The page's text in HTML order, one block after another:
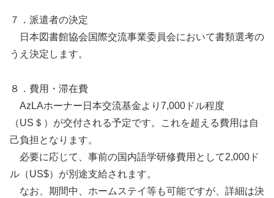
７．派遣者の決定
日本図書館協会国際交流事業委員会において書類選考の
うえ決定します。
８．費用・滞在費
AzLAホーナー日本交流基金より7,000ドル程度
（US＄）が交付される予定です。これを超える費用は自
己負担となります。
必要に応じて、事前の国内語学研修費用として2,000ド
ル（US$）が別途支給されます。
なお、期間中、ホームステイ等も可能ですが、詳細は決